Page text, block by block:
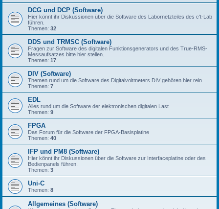
DCG und DCP (Software)
Hier könnt ihr Diskussionen über die Software des Labornetzteiles des c't-Lab
führen.
Themen: 32
DDS und TRMSC (Software)
Fragen zur Software des digitalen Funktionsgenerators und des True-RMS-
Messaufsatzes bitte hier stellen.
Themen: 17
DIV (Software)
Themen rund um die Software des Digitalvoltmeters DIV gehören hier rein.
Themen: 7
EDL
Alles rund um die Software der elektronischen digitalen Last
Themen: 9
FPGA
Das Forum für die Software der FPGA-Basisplatine
Themen: 40
IFP und PM8 (Software)
Hier könnt ihr Diskussionen über die Software zur Interfaceplatine oder des
Bedienpanels führen.
Themen: 3
Uni-C
Themen: 8
Allgemeines (Software)